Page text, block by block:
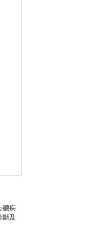
臟疾
斷及